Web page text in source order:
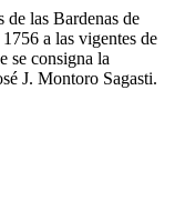
de las Bardenas de
a las vigentes de
se consigna la
J. Montoro Sagasti.